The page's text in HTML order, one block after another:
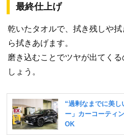
最終仕上げ
乾いたタオルで、拭き残しや
ら拭きあげます。
磨き込むことでツヤが出てく
しょう。